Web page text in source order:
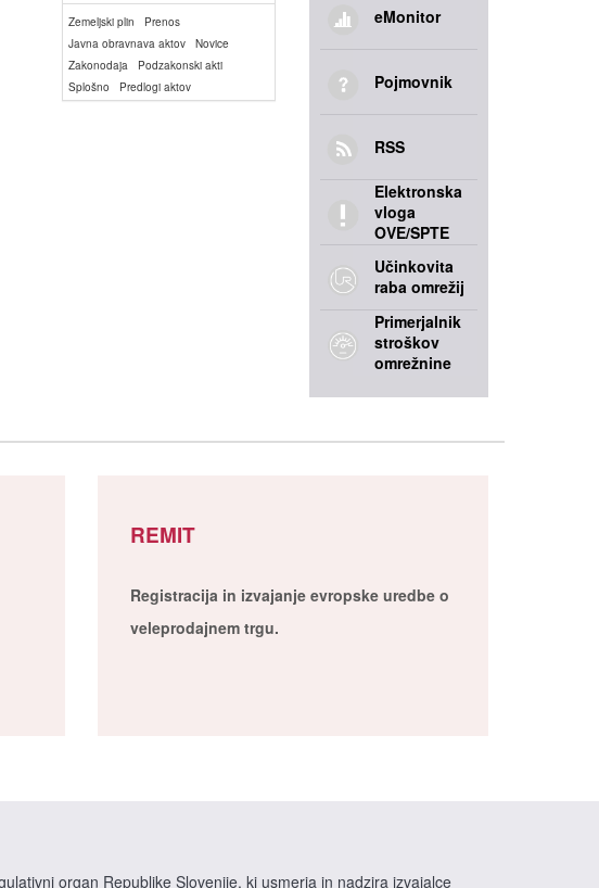
Zemeljski plin
Prenos
Javna obravnava aktov
Novice
Zakonodaja
Podzakonski akti
Splošno
Predlogi aktov
eMonitor
Pojmovnik
RSS
Elektronska
vloga
OVE/SPTE
Učinkovita
raba omrežij
Primerjalnik
stroškov
omrežnine
REMIT
Registracija in izvajanje evropske uredbe o
veleprodajnem trgu.
organ Republike Slovenije, ki usmerja in nadzira izvajalce